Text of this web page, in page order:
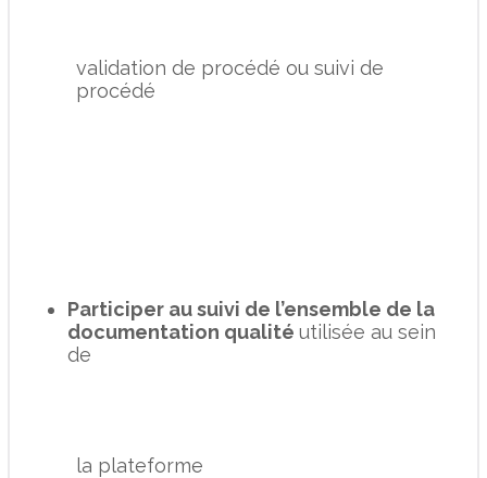
validation de procédé ou suivi de
procédé
Participer au suivi de l’ensemble de la
documentation qualitéutilisée au sein
de
la plateforme